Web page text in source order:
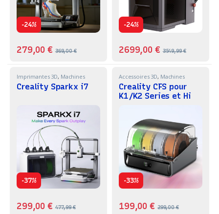
-24%
279,00€ 369,00€
-24%
2699,00 € 3549,99€
Imprimantes 3D, Machines
Creality Sparkx i7
-37%
299,00€ 477,99€
Accessoires 3D, Machines
Creality CFS pour
K1/K2 Series et Hi
-33%
199,00€ 299,00€